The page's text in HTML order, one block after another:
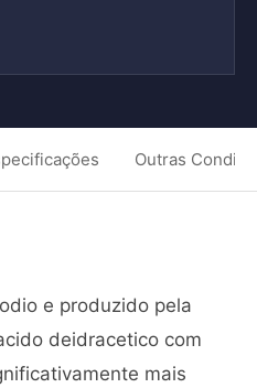
Outras
e produzido pela
deidracetico com
mais